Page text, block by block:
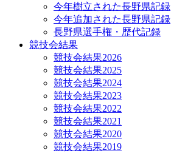
今年樹立された長野県記録
今年追加された長野県記録
長野県選手権・歴代記録
競技会結果
競技会結果2026
競技会結果2025
競技会結果2024
競技会結果2023
競技会結果2022
競技会結果2021
競技会結果2020
競技会結果2019